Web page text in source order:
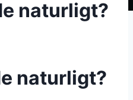
naturligt?
naturligt?